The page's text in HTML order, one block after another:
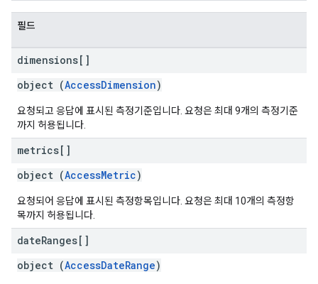
필드
dimensions[]
object (AccessDimension)
요청되고 응답에 표시된 측정기준입니다. 요청은 최대 9개의 측정기준
까지 허용됩니다.
metrics[]
object (AccessMetric)
요청되어 응답에 표시된 측정항목입니다. 요청은 최대 10개의 측정항
목까지 허용됩니다.
dateRanges[]
object (AccessDateRange)